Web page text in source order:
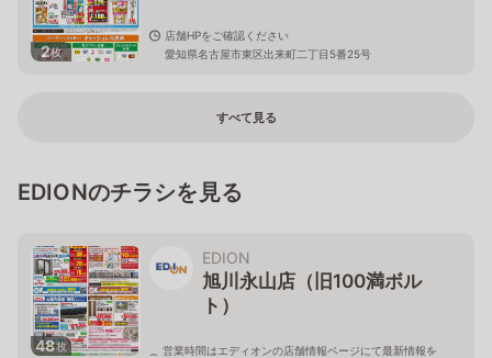
2枚
店舗HPをご確認ください
愛知県名古屋市東区出来町二丁目5番25号
すべて見る
EDIONのチラシを見る
48枚
EDION
旭川永山店（旧100満ボル
ト）
営業時間はエディオンの店舗情報ページにて最新情報を